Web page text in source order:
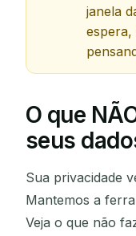
janela
O que
seus
Sua privacidade
Mantemos a
Veja o que não